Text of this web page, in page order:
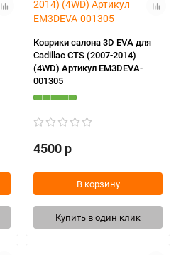
Коврики салона 3D EVA для
Cadillac CTS (2007-2014)
(4WD) Артикул EM3DEVA-
001305
4500 р
В корзину
Купить в один клик